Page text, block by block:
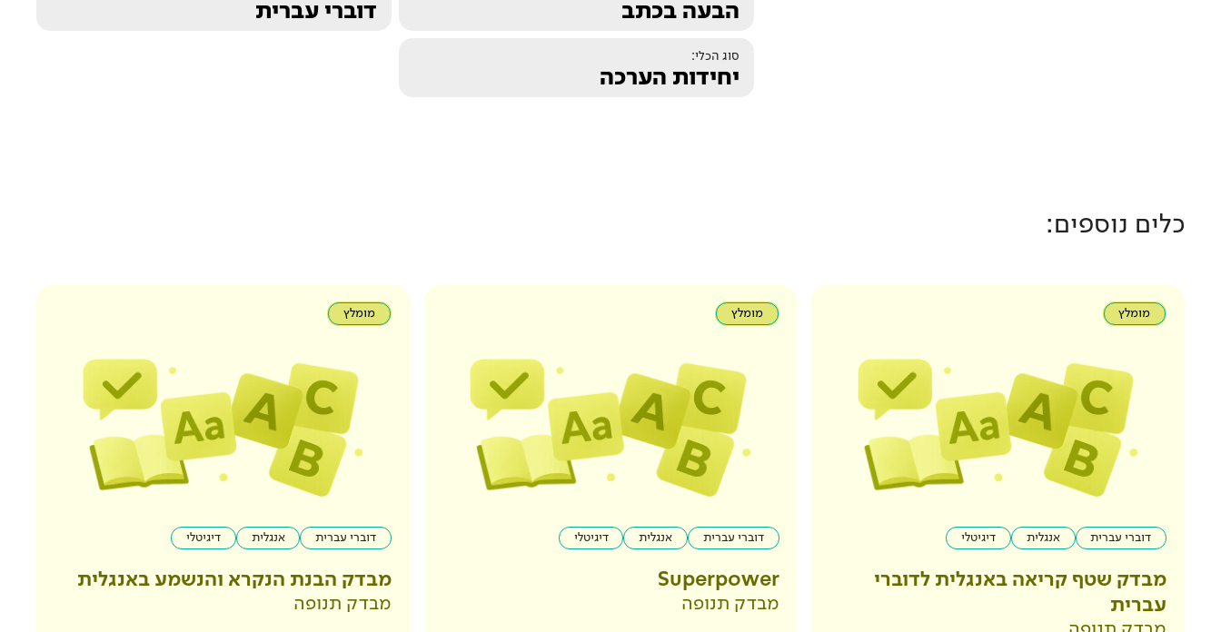
הבעה בכתב דוברי עברית
סוג הכלי:
יחידות הערכה
כלים נוספים:
מומלץ
דוברי עברית אנגלית דיגיטלי
מבדק שטף קריאה באנגלית לדוברי
עברית
מומלץ
דוברי עברית אנגלית דיגיטלי
Superpower
מבדק תנופה
מומלץ
דוברי עברית אנגלית דיגיטלי
מבדק הבנת הנקרא והנשמע באנגלית
מבדק תנופה